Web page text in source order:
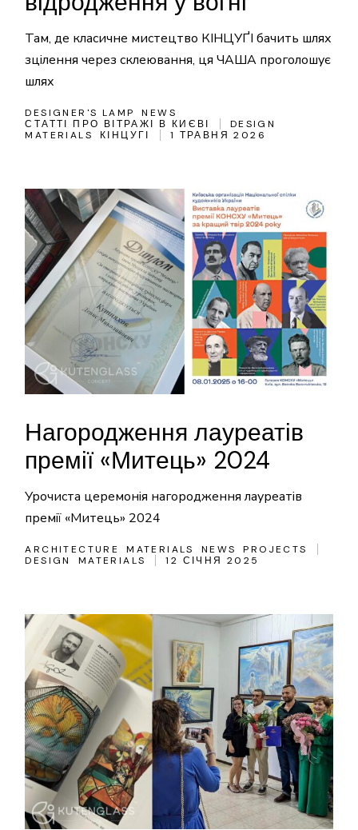
Там, де класичне мистецтво КІНЦУҐІ бачить шлях
зцілення через склеювання, ця ЧАША проголошує
шлях
DESIGNER'S LAMP
NEWS
СТАТТІ ПРО ВІТРАЖІ В КИЄВІ
DESIGN
MATERIALS
КІНЦУГІ 1 ТРАВНЯ 2026
Нагородження лауреатів
премії «Митець» 2024
Урочиста церемонія нагородження лауреатів
премії «Митець» 2024
ARCHITECTURE MATERIALS NEWS
PROJECTS
DESIGN
MATERIALS 12 СІЧНЯ 2025